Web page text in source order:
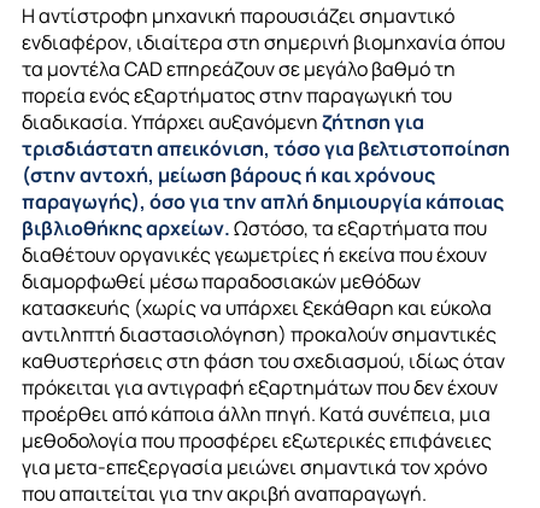
Η αντίστροφη μηχανική παρουσιάζει σημαντικό
ενδιαφέρον, ιδιαίτερα στη σημερινή βιομηχανία όπου
τα μοντέλα CAD επηρεάζουν σε μεγάλο βαθμό τη
πορεία ενός εξαρτήματος στην παραγωγική του
διαδικασία. Υπάρχει αυξανόμενηζήτηση για
τρισδιάστατη απεικόνιση, τόσο για βελτιστοποίηση
(στην αντοχή, μείωση βάρους ή και χρόνους
παραγωγής), όσο για την απλή δημιουργία κάποιας
βιβλιοθήκης αρχείων.Ωστόσο, τα εξαρτήματα που
διαθέτουν οργανικές γεωμετρίες ή εκείνα που έχουν
διαμορφωθεί μέσω παραδοσιακών μεθόδων
κατασκευής (χωρίς να υπάρχει ξεκάθαρη και εύκολα
αντιληπτήδιαστασιολόγηση) προκαλούν σημαντικές
καθυστερήσεις στη φάση του σχεδιασμού, ιδίως όταν
πρόκειται για αντιγραφή εξαρτημάτων που δεν έχουν
προέρθει από κάποια άλλη πηγή. Κατά συνέπεια, μια
μεθοδολογία που προσφέρει εξωτερικές επιφάνειες
για μετα-επεξεργασία μειώνει σημαντικά τον χρόνο
που απαιτείται για την ακριβή αναπαραγωγή.